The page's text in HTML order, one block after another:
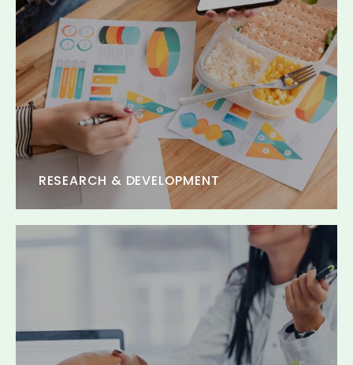
RESEARCH & DEVELOPMENT